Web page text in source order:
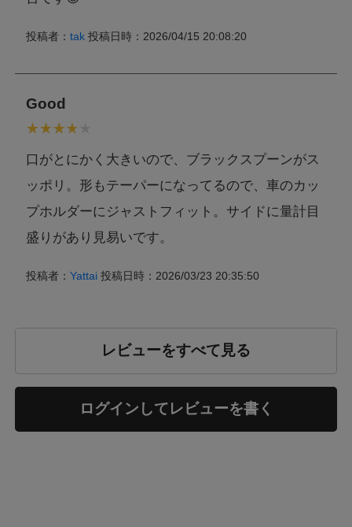
投稿者：tak 投稿日時：2026/04/15 20:08:20
Good
口がとにかく大きいので、ブラックスプーンがス
ッポリ。形もテーパーになってるので、車のカッ
プホルダーにジャストフィット。サイドに量計目
盛りがあり見易いです。
投稿者：Yattai 投稿日時：2026/03/23 20:35:50
レビューをすべて見る
ログインしてレビューを書く